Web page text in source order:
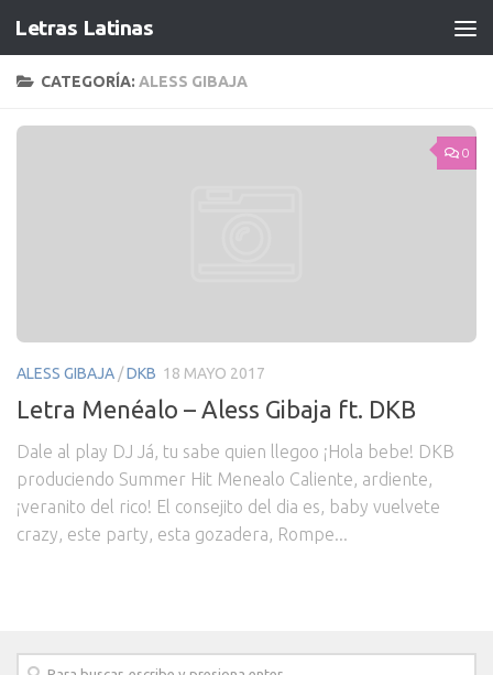
Letras Latinas
CATEGORÍA: ALESS GIBAJA
0
ALESS GIBAJA /DKB 18 MAYO 2017
Letra Menéalo – Aless Gibaja ft. DKB
​Dale al play DJ Já, tu sabe quien llegoo ¡Hola bebe! DKB
produciendo Summer Hit Menealo Caliente, ardiente,
¡veranito del rico! El consejito del dia es, baby vuelvete
crazy, este party, esta gozadera, Rompe...